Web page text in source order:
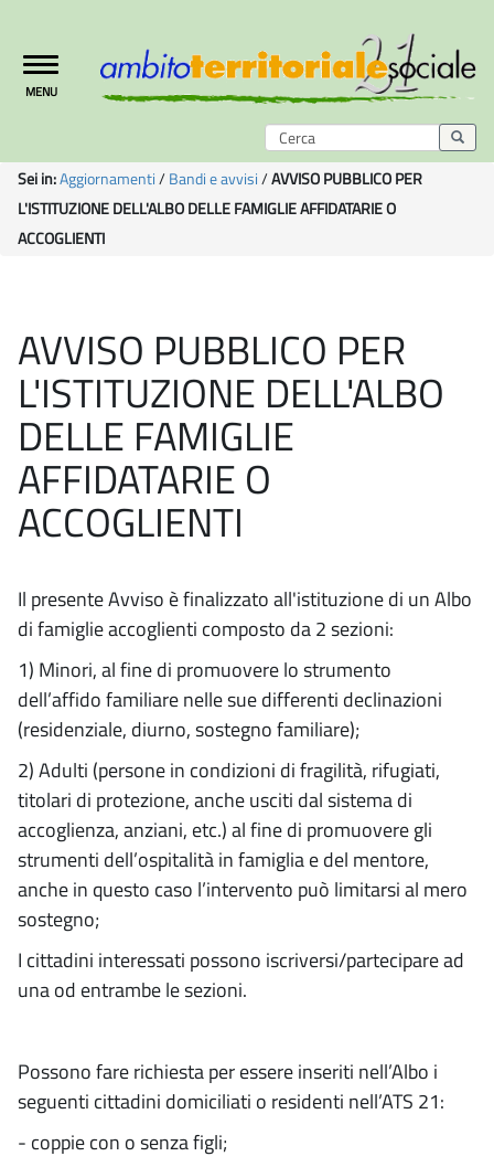
Toggle
navigation
MENU
Sei in:Aggiornamenti/Bandi e avvisi/AVVISO PUBBLICO PER
L'ISTITUZIONE DELL'ALBO DELLE FAMIGLIE AFFIDATARIE O
ACCOGLIENTI
AVVISO PUBBLICO PER
L'ISTITUZIONE DELL'ALBO
DELLE FAMIGLIE
AFFIDATARIE O
ACCOGLIENTI
Il presente Avviso è finalizzato all'istituzione di un Albo
di famiglie accoglienti composto da 2 sezioni:
1) Minori, al fine di promuovere lo strumento
dell’affido familiare nelle sue differenti declinazioni
(residenziale, diurno, sostegno familiare);
2) Adulti (persone in condizioni di fragilità, rifugiati,
titolari di protezione, anche usciti dal sistema di
accoglienza, anziani, etc.) al fine di promuovere gli
strumenti dell’ospitalità in famiglia e del mentore,
anche in questo caso l’intervento può limitarsi al mero
sostegno;
I cittadini interessati possono iscriversi/partecipare ad
una od entrambe le sezioni.
Possono fare richiesta per essere inseriti nell’Albo i
seguenti cittadini domiciliati o residenti nell’ATS 21:
- coppie con o senza figli;